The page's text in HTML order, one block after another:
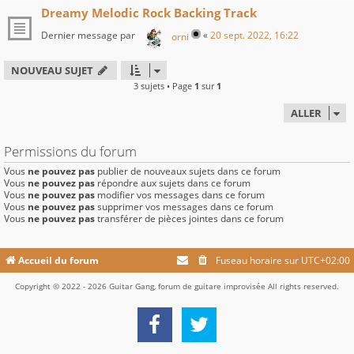
Dreamy Melodic Rock Backing Track
Dernier message par orni «20 sept. 2022, 16:22
NOUVEAU SUJET
3 sujets • Page 1 sur 1
ALLER
Permissions du forum
Vous ne pouvez pas publier de nouveaux sujets dans ce forum
Vous ne pouvez pas répondre aux sujets dans ce forum
Vous ne pouvez pas modifier vos messages dans ce forum
Vous ne pouvez passupprimer vos messages dans ce forum
Vous ne pouvez pastransférer de pièces jointes dans ce forum
Accueil du forum Fuseau horaire sur UTC+02:00
Copyright © 2022 - 2026 Guitar Gang, forum de guitare improvisée All rights reserved.